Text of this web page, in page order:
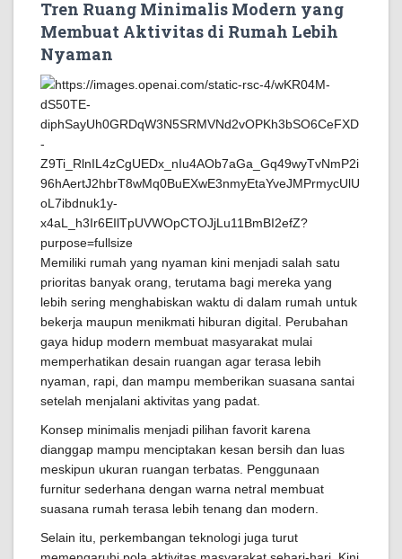
Tren Ruang Minimalis Modern yang
Membuat Aktivitas di Rumah Lebih
Nyaman
Memiliki rumah yang nyaman kini menjadi salah satu
prioritas banyak orang, terutama bagi mereka yang
lebih sering menghabiskan waktu di dalam rumah untuk
bekerja maupun menikmati hiburan digital. Perubahan
gaya hidup modern membuat masyarakat mulai
memperhatikan desain ruangan agar terasa lebih
nyaman, rapi, dan mampu memberikan suasana santai
setelah menjalani aktivitas yang padat.
Konsep minimalis menjadi pilihan favorit karena
dianggap mampu menciptakan kesan bersih dan luas
meskipun ukuran ruangan terbatas. Penggunaan
furnitur sederhana dengan warna netral membuat
suasana rumah terasa lebih tenang dan modern.
Selain itu, perkembangan teknologi juga turut